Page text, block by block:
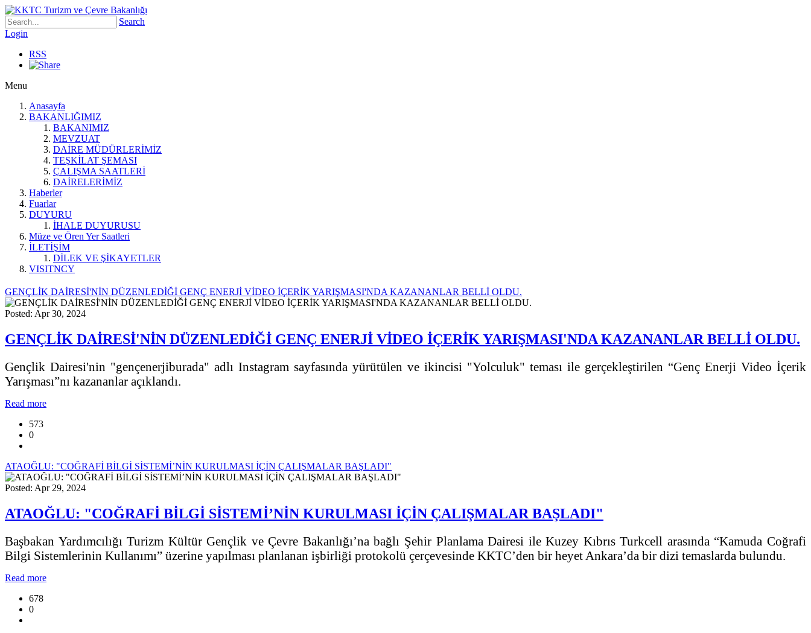
Search
Login
RSS
Menu
Anasayfa
BAKANLIĞIMIZ
BAKANIMIZ
MEVZUAT
DAİRE MÜDÜRLERİMİZ
TEŞKİLAT ŞEMASI
ÇALIŞMA SAATLERİ
DAİRELERİMİZ
Haberler
Fuarlar
DUYURU
İHALE DUYURUSU
Müze ve Ören Yer Saatleri
İLETİŞİM
DİLEK VE ŞİKAYETLER
VISITNCY
GENÇLİK DAİRESİ'NİN DÜZENLEDİĞİ GENÇ ENERJİ VİDEO İÇERİK YARIŞMASI'NDA KAZANANLAR BELLİ OLDU.
Posted: Apr 30, 2024
GENÇLİK DAİRESİ'NİN DÜZENLEDİĞİ GENÇ ENERJİ VİDEO İÇERİK YARIŞMASI'NDA KAZANANLAR BELLİ OLDU.
Gençlik Dairesi'nin "gençenerjiburada" adlı Instagram sayfasında yürütülen ve ikincisi "Yolculuk" teması ile gerçekleştirilen “Genç Enerji Video İçerik
Yarışması”nı kazananlar açıklandı.
Read more
573
0
ATAOĞLU: "COĞRAFİ BİLGİ SİSTEMİ’NİN KURULMASI İÇİN ÇALIŞMALAR BAŞLADI"
Posted: Apr 29, 2024
ATAOĞLU: "COĞRAFİ BİLGİ SİSTEMİ’NİN KURULMASI İÇİN ÇALIŞMALAR BAŞLADI"
Başbakan Yardımcılığı Turizm Kültür Gençlik ve Çevre Bakanlığı’na bağlı Şehir Planlama Dairesi ile Kuzey Kıbrıs Turkcell arasında “Kamuda Coğrafi
Bilgi Sistemlerinin Kullanımı” üzerine yapılması planlanan işbirliği protokolü çerçevesinde KKTC’den bir heyet Ankara’da bir dizi temaslarda bulundu.
Read more
678
0